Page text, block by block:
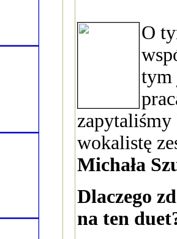
O
tym
zapytaliśmy
wokalistę
Michała
Dlaczego
na ten